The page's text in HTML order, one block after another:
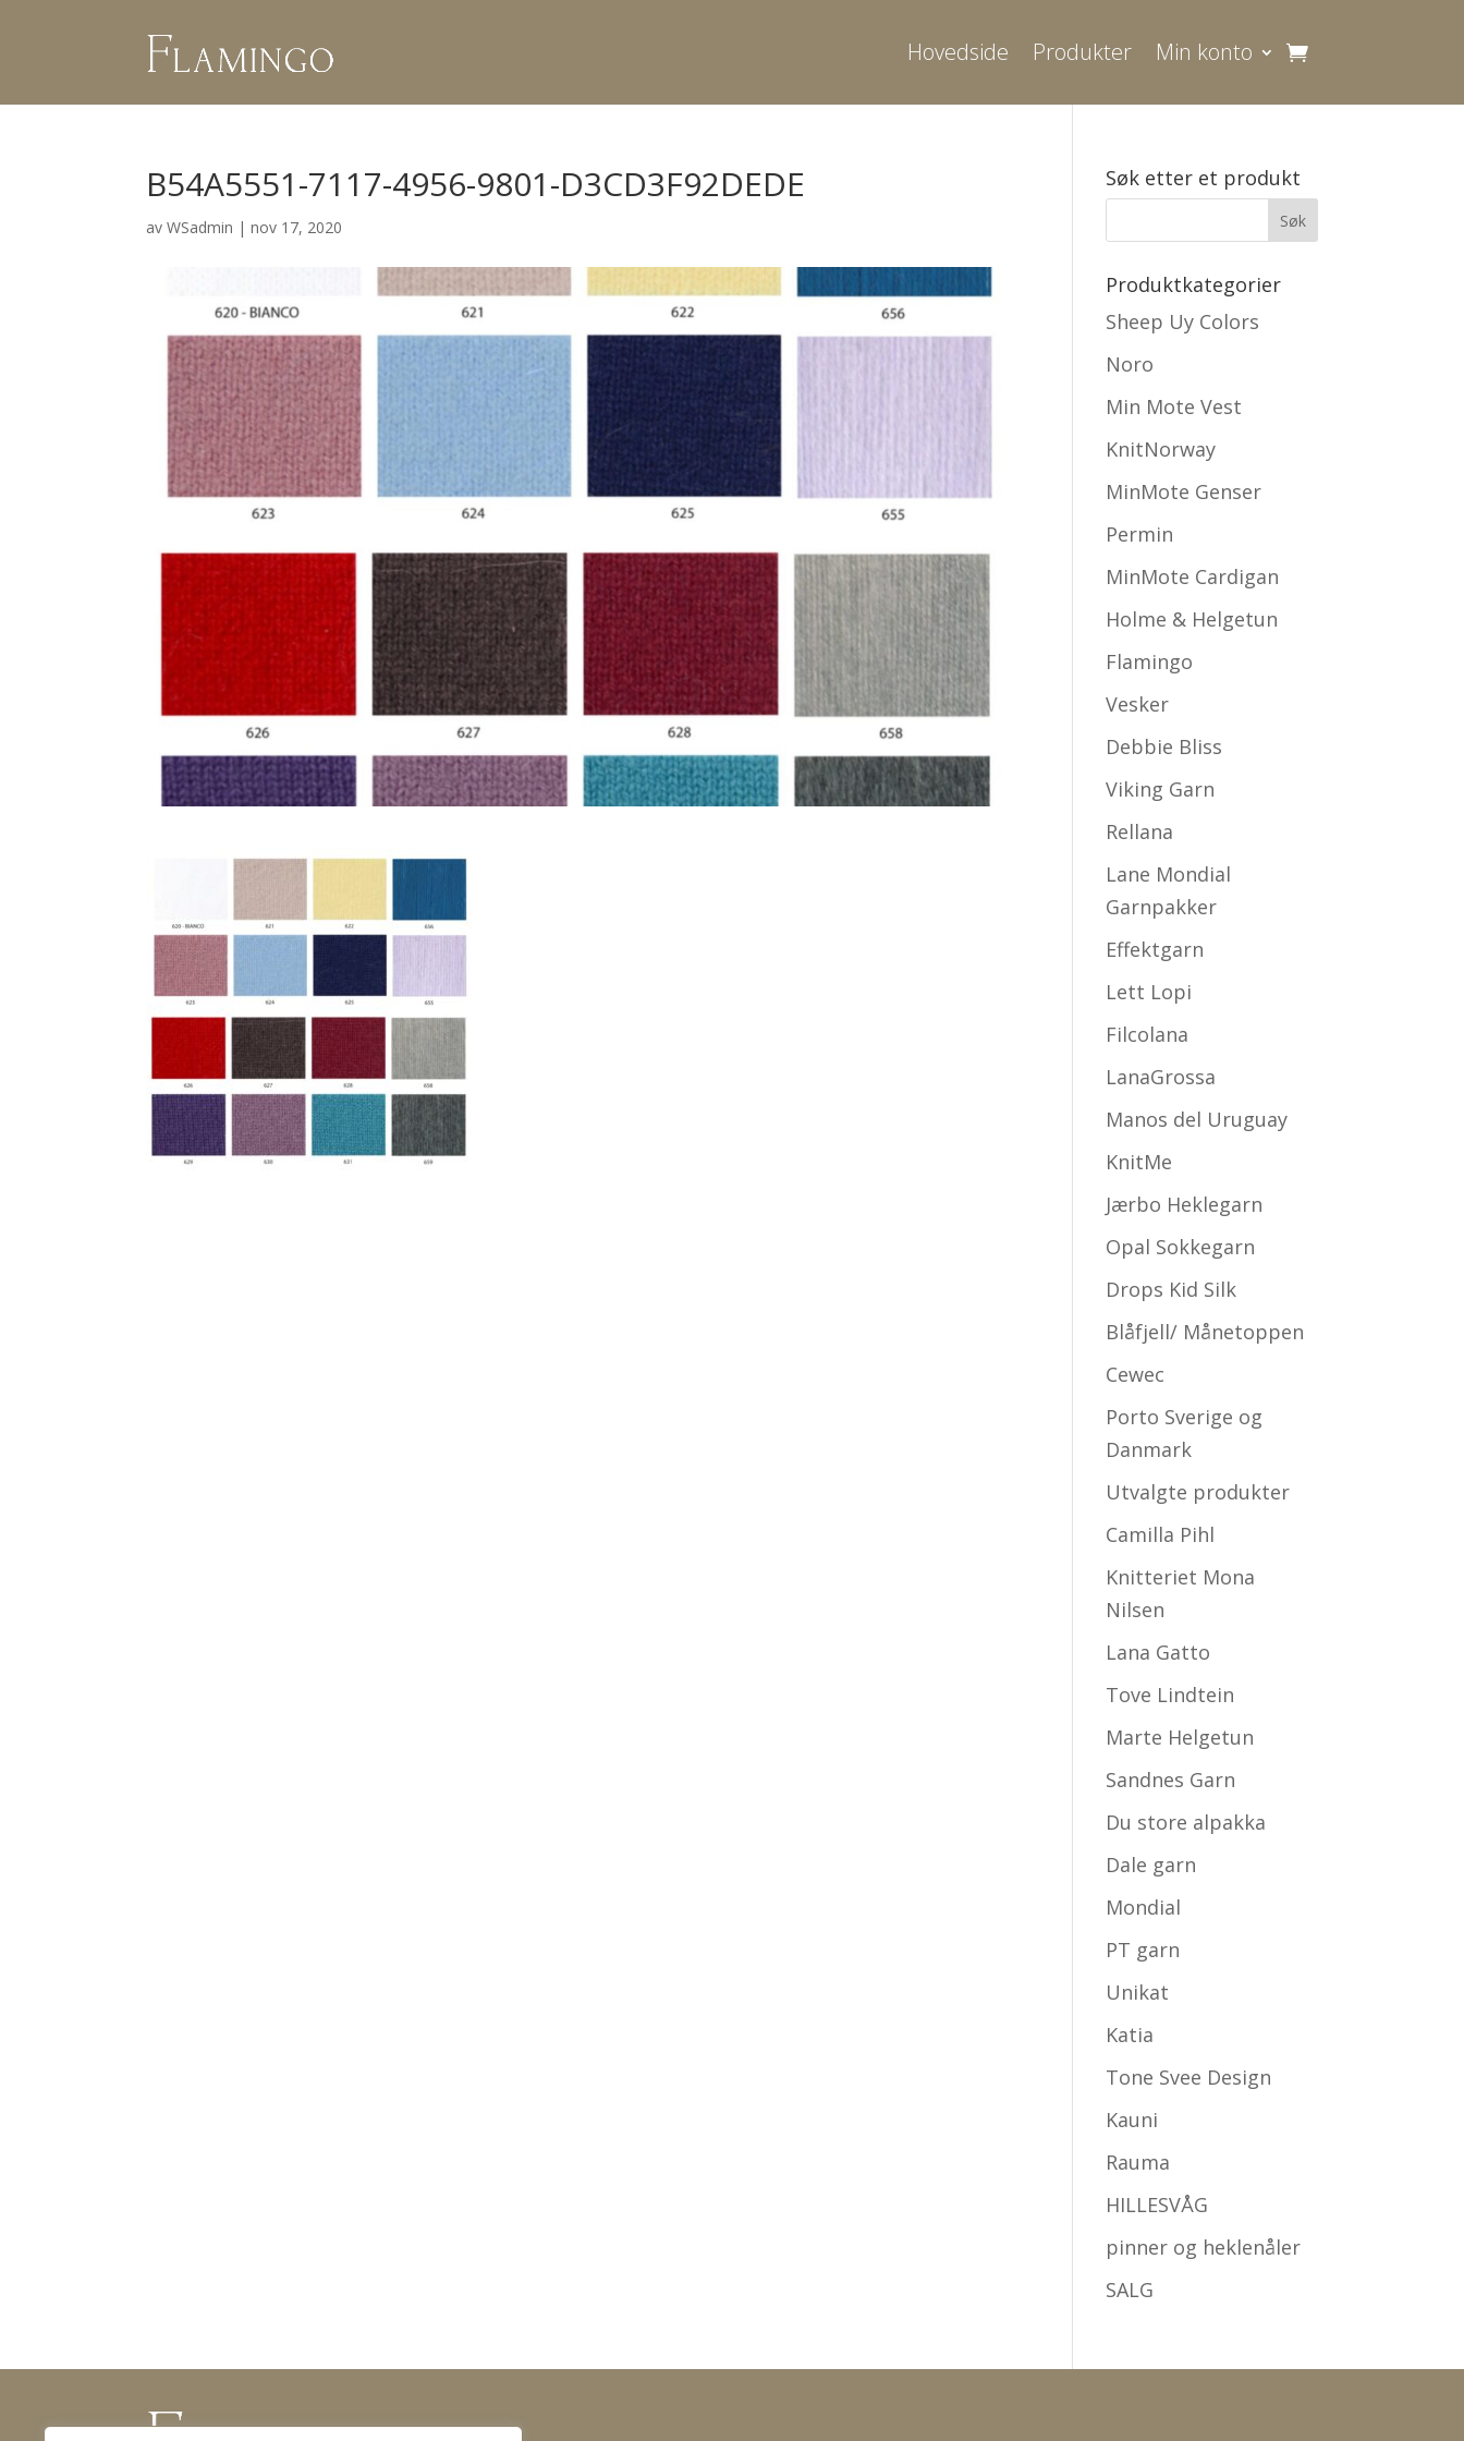
Hovedside Produkter Min konto
B54A5551-7117-4956-9801-D3CD3F92DEDE
avWSadmin |nov 17, 2020
Søk etter et produkt
Produktkategorier
Sheep Uy Colors
Noro
Min Mote Vest
KnitNorway
MinMote Genser
Permin
MinMote Cardigan
Holme & Helgetun
Flamingo
Vesker
Debbie Bliss
Viking Garn
Rellana
Lane Mondial
Garnpakker
Effektgarn
Lett Lopi
Filcolana
LanaGrossa
Manos del Uruguay
KnitMe
Jærbo Heklegarn
Opal Sokkegarn
Drops Kid Silk
Blåfjell/ Månetoppen
Cewec
Porto Sverige og
Danmark
Utvalgte produkter
Camilla Pihl
Knitteriet Mona
Nilsen
Lana Gatto
Tove Lindtein
Marte Helgetun
Sandnes Garn
Du store alpakka
Dale garn
Mondial
PT garn
Unikat
Katia
Tone Svee Design
Kauni
Rauma
HILLESVÅG
pinner og heklenåler
SALG